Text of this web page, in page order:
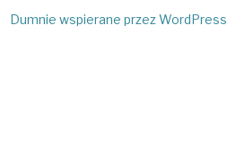
Dumnie wspierane przez WordPress